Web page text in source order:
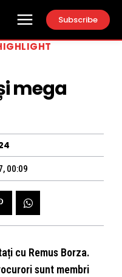
Subscribe
mega
00:09
cu Remus Borza.
sunt membri